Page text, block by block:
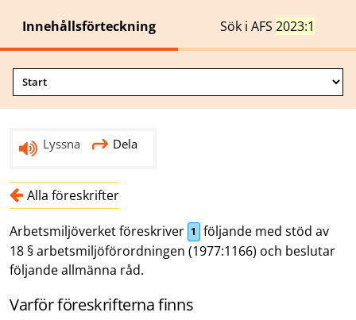
Innehållsförteckning Sök i AFS 2023:1
Lyssna Dela
Alla föreskrifter
Arbetsmiljöverket föreskriver 1
följande med stöd av
18 § arbetsmiljöförordningen (1977:1166) och beslutar
följande allmänna råd.
Varför föreskrifterna finns